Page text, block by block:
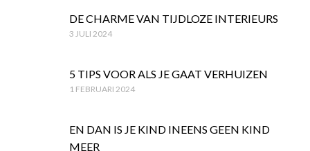
DE CHARME VAN TIJDLOZE INTERIEURS
3 JULI 2024
5 TIPS VOOR ALS JE GAAT VERHUIZEN
1 FEBRUARI 2024
EN DAN IS JE KIND INEENS GEEN KIND
MEER